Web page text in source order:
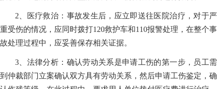
2、医疗救治：事故发生后，应立即送往医院治疗，对于严
重受伤的情况，应同时拨打120救护车和110报警处理，在整个事
故处理过程中，应妥善保存相关证据。
3、法律分析：确认劳动关系是申请工伤的第一步，员工需
到仲裁部门立案确认双方具有劳动关系，然后申请工伤鉴定，确